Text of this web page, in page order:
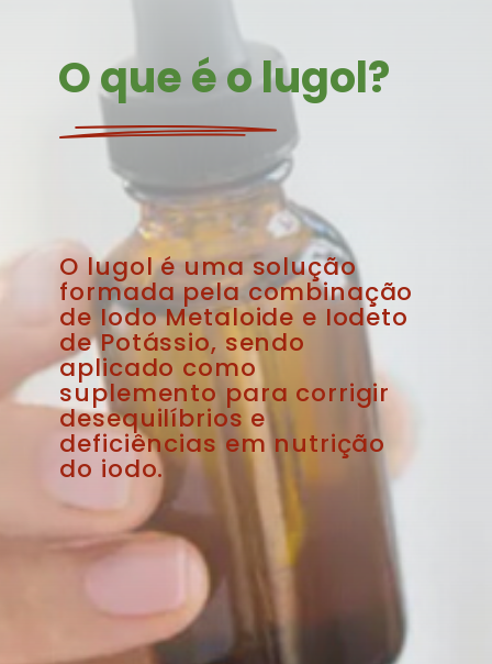
O que é o lugol?
O lugol é uma solução
formada pela combinação
de Iodo Metaloide e Iodeto
de Potássio, sendo
aplicado como
suplemento para corrigir
desequilíbrios e
deficiências em nutrição
do iodo.